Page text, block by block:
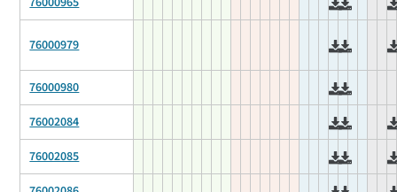
76000979
76000980
76002084
76002085